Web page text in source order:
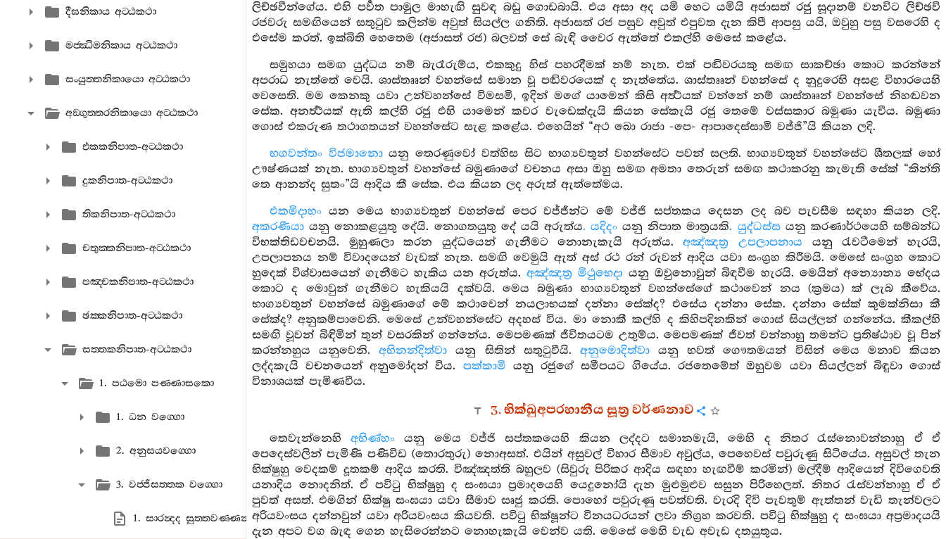
දීඝනිකාය අට‍්ඨකථා
මජ‍්ඣිමනිකාය අට‍්ඨකථා
සංයුත‍්තනිකායො අට‍්ඨකථා
අඞ‍්ගුත‍්තරනිකායො අට‍්ඨකථා
එකකනිපාත-අට‍්ඨකථා
දුකනිපාත-අට‍්ඨකථා
තිකනිපාත-අට‍්ඨකථා
චතුක‍්කනිපාත-අට‍්ඨකථා
පඤ‍්චකනිපාත-අට‍්ඨකථා
ඡක‍්කනිපාත-අට‍්ඨකථා
සත‍්තකනිපාත-අට‍්ඨකථා
1. පඨමො පණ‍්ණාසකො
1. ධන වග‍්ගො
2. අනුසයවග‍්ගො
3. වජ‍්ජිසත‍්තක වග‍්ගො
1. සාරන්‍දද සුත‍්තවණ‍්ණනා
ලිච්ඡවීන්ගේය. එහි පර්‍වත පාමුල මාහැඟි සුවඳ බඩු ගොඩබායි. එය අසා අද යමි හෙට යමියි අජාසත් රජු සූදානම් වනවිට ලිච්ඡවි
රජවරු සමඟියෙන් සතුටුව කලින්ම අවුත් සියල්ල ගනිති. අජාසත් රජ පසුව අවුත් එපුවත දැන කිපී ආපසු යයි, ඔවුහු පසු වසරෙහි ද
එසේම කරත්. ඉක්බිති හෙතෙම (අජාසත් රජ) බලවත් සේ බැඳි වෛර ඇත්තේ එකල්හි මෙසේ කළේය.
සමුහයා සමඟ යුද්ධය නම් බැරෑරුම්ය, එකකුදු හිස් පහරදීමක් නම් නැත. එක් පඬිවරයකු සමඟ සාකච්ඡා කොට කරන්නේ
අපරාධ නැත්තේ වෙයි. ශාස්තෲන් වහන්සේ සමාන වූ පඬිවරයෙක් ද නැත්තේය. ශාස්තෲන් වහන්සේ ද නුදුරෙහි අසළ විහාරයෙහි
වෙසෙති. මම කෙනකු යවා උන්වහන්සේ විමසමි, ඉදින් මගේ යාමෙන් කිසි අර්‍ත්‍ථයක් වන්නේ නම් ශාස්තෲන් වහන්සේ නිහඬවන
සේක. අනර්‍ත්‍ථයක් ඇති කල්හි රජු එහි යාමෙන් කවර වැඩෙක්දැයි කියන සේකැයි රජු තෙමේ වස්සකාර බමුණා යැවීය. බමුණා
ගොස් එකරුණ තථාගතයන් වහන්සේට සැළ කළේය. එහෙයින් “අථ ඛො රාජා -පෙ- ආපාදෙස්සාමි වජ්ජි”යි කියන ලදි.
භගවන්තං විජමානොයනු තෙරණුවෝ වත්හිස සිට භාග්‍යවතුන් වහන්සේට පවන් සලති. භාග්‍යවතුන් වහන්සේට ශීතලක් හෝ
ඌෂ්ණයක් නැත. භාග්‍යවතුන් වහන්සේ බමුණාගේ වචනය අසා ඔහු සමඟ අමතා තෙරුන් සමඟ කථාකරනු කැමැති සේක් “කින්ති
තෙ ආනන්ද සුතං”යි ආදිය කී සේක. එය කියන ලද අරුත් ඇත්තේමය.
එකමිදාහංයන මෙය භාග්‍යවතුන් වහන්සේ පෙර වජ්ජීන්ට මේ වජ්ජි සප්තකය දෙසන ලද බව පැවසීම සඳහා කියන ලදි.
අකරණීයා යනු නොකළයුතු දේයි. නොගතයුතු දේ යයි අරුත්ය. යදිදං යනු නිපාත මාත්‍රයකි. යුද්ධස්සයනු කරණාර්ථයෙහි සම්බන්ධ
විභක්තිඩවචනයි. මුහුණලා කරන යුද්ධයෙන් ගැනීමට නොනැකැයි අරුත්ය.අඤ්ඤත්‍ර උපලාපනාය යනු රැවටීමෙන් හැරයි,
උපලාපනය නම් විවාදයෙන් වැඩක් නැත. සමඟි වෙමුයි ඇත් අස් රථ රන් රුවන් ආදිය යවා සංග්‍රහ කිරීමයි. මෙසේ සංග්‍රහ කොට
හුදෙක් විශ්වාසයෙන් ගැනීමට හැකිය යන අරුත්ය. අඤ්ඤත්‍ර මිථුභෙදා යනු ඔවුනොවුන් බිඳවීම හැරයි. මෙයින් අන්‍යොන්‍ය භේදය
කොට ද මොවුන් ගැනීමට හැකියයි දක්වයි. මෙය බමුණා භාග්‍යවතුන් වහන්සේගේ කථාවෙන් නය (ක්‍රමය) ක් ලැබ කීවේය.
භාග්‍යවතුන් වහන්සේ බමුණාගේ මේ කථාවෙන් නයලාභයක් දන්නා සේක්ද? එසේය දන්නා සේක. දන්නා සේක් කුමක්නිසා කී
සේක්ද? අනුකම්පාවෙනි. මෙසේ උන්වහන්සේට අදහස් විය. මා නොකී කල්හි ද කිහිපදිනකින් ගොස් සියල්ලන් ගන්නේය. කීකල්හි
සමඟි වූවන් බිඳිමින් තුන් වසරකින් ගන්නේය. මෙපමණක් ජීවිතයටම උතුම්ය. මෙපමණක් ජීවත් වන්නාහු තමන්ට ප්‍රතිෂ්ඨාව වූ පින්
කරන්නහුය යනුවෙනි.අභිනන්දිත්වා යනු සිතින් සතුටුවීයි. අනුමොදිත්වායනු භවත් ගෞතමයන් විසින් මෙය මනාව කියන
ලද්දකැයි වචනයෙන් අනුමෝදන් විය. පක්කාමි යනු රජුගේ සමීපයට ගියේය. රජතෙමේත් ඔහුවම යවා සියල්ලන් බිඳුවා ගොස්
විනාශයක් පැමිණවීය.
3. භික්ඛුඅපරහානීය සූත්‍ර වර්ණනාව
තෙවැන්නෙහි අභිණ්හංයනු මෙය වජ්ජි සප්තකයෙහි කියන ලද්දට සමානමැයි, මෙහි ද නිතර රැස්නොවන්නාහු ඒ ඒ
පෙදෙස්වලින් පැමිණි පණිවිඩ (තොරතුරු) නොඅසත්. එයින් අසුවල් විහාර සීමාව අවුල්ය, පෙහෙවස් පවුරුණු සිටියේය. අසුවල් තැන
භික්ෂුහු වෙදකම් දූතකම් ආදිය කරති. විඤ්ඤත්ති බහුලව (සිවුරු පිරිකර ආදිය සඳහා හැඟවීම් කරමින්) මල්දීම් ආදියෙන් දිවිගෙවති
යනාදිය නොදනිත්. ඒ පවිටු භික්ෂුහු ද සංඝයා ප්‍රමාදයෙහි යෙදුනෝයි දැන මුළුමුළුව සසුන පිරිහෙලත්. නිතර රැස්වන්නාහු ඒ ඒ
පුවත් අසත්. එමගින් භික්ෂු සංඝයා යවා සීමාව සෘජු කරති. පොහෝ පවුරුණු පවත්වති. වැරදි දිවි පැවතුම් ඇත්තන් වැඩි තැන්වලට
අරියවංසය දන්නවුන් යවා අරියවංසය කියවති. පවිටු භික්ෂූන්ට විනයධරයන් ලවා නිග්‍රහ කරවති. පවිටු භික්ෂුහු ද සංඝයා අප්‍රමාදයයි
දැන අපට වග බැඳ ගෙන හැසිරෙන්නට නොහැකැයි වෙන්ව යති. මෙසේ මෙහි වැඩ අවැඩ දතයුතුය.